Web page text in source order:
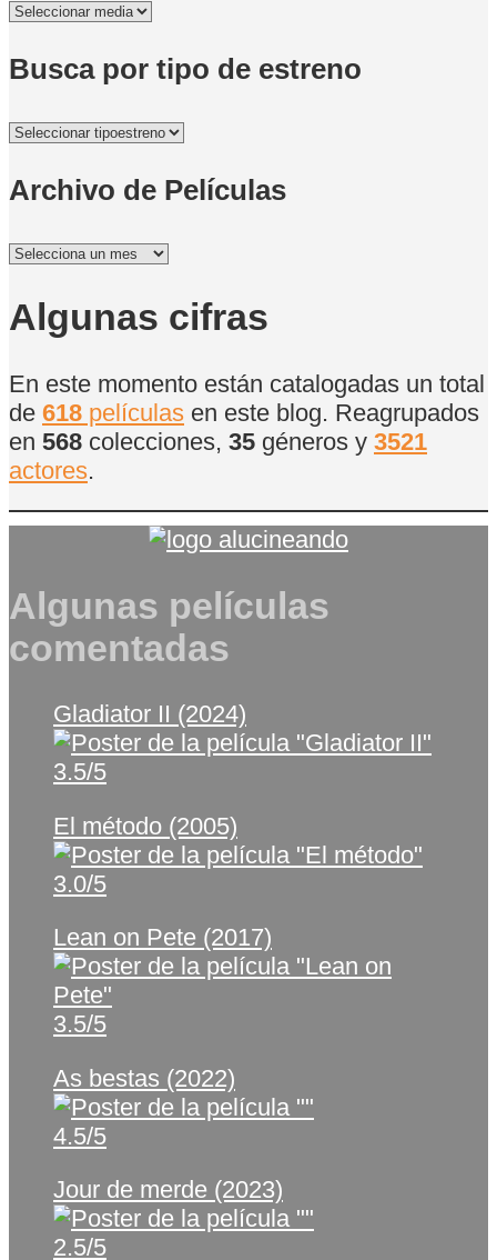
Busca por tipo de estreno
Archivo de Películas
Archivo
Películas
Algunas cifras
En este momento están catalogadas un total
de 618 películas en este blog. Reagrupados
en 568 colecciones, 35 géneros y 3521
actores.
Algunas películas
comentadas
Gladiator II (2024)
3.5/5
El método (2005)
3.0/5
Lean on Pete (2017)
3.5/5
As bestas (2022)
4.5/5
Jour de merde (2023)
2.5/5